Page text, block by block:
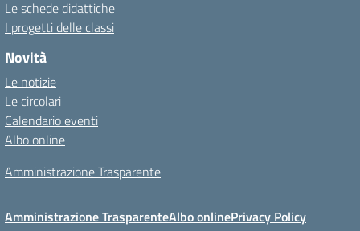
Le schede didattiche
I progetti delle classi
Novità
Le notizie
Le circolari
Calendario eventi
Albo online
Amministrazione Trasparente
Amministrazione TrasparenteAlbo onlinePrivacy Policy